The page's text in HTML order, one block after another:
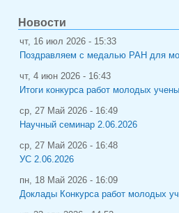
Новости
чт, 16 июл 2026 - 15:33
Поздравляем с медалью РАН для
чт, 4 июн 2026 - 16:43
Итоги конкурса работ молодых
ср, 27 Май 2026 - 16:49
Научный семинар 2.06.2026
ср, 27 Май 2026 - 16:48
УС 2.06.2026
пн, 18 Май 2026 - 16:09
Доклады Конкурса работ молодых